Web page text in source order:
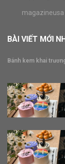
magazineusa
BÀI VIẾT MỚI
Bánh kem khai